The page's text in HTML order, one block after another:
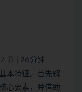
节 | 26分钟
本特征。首先解
心要素，并借助